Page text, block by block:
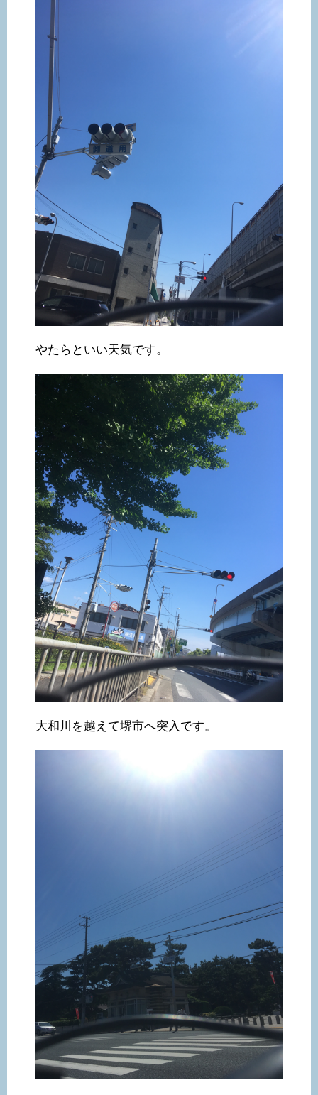
やたらといい天気です。
大和川を越えて堺市へ突入です。